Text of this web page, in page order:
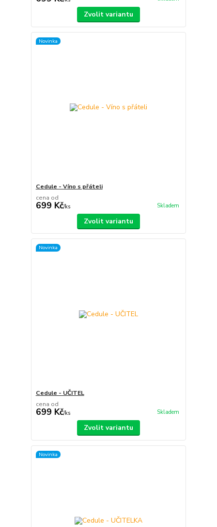
Zvolit variantu
Novinka
Cedule - Víno s přáteli
cena od
699 Kč/ks Skladem
Zvolit variantu
Novinka
Cedule - UČITEL
cena od
699 Kč/ks Skladem
Zvolit variantu
Novinka